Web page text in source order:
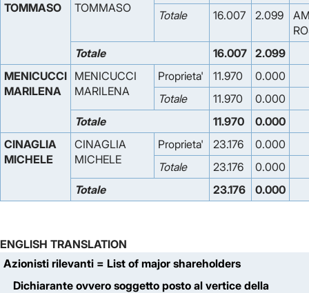
TOMMASO
TOMMASO
Totale
16.007 2.099
Totale
16.007 2.099
MENICUCCI
MARILENA
MENICUCCI
MARILENA
Proprieta' 11.970
0.000
Totale
11.970
0.000
Totale
11.970
0.000
CINAGLIA
MICHELE
CINAGLIA
MICHELE
Proprieta' 23.176
0.000
Totale
23.176
0.000
Totale
23.176 0.000
ENGLISH TRANSLATION
Azionisti rilevanti = List of major shareholders
Dichiarante ovvero soggetto posto al vertice della